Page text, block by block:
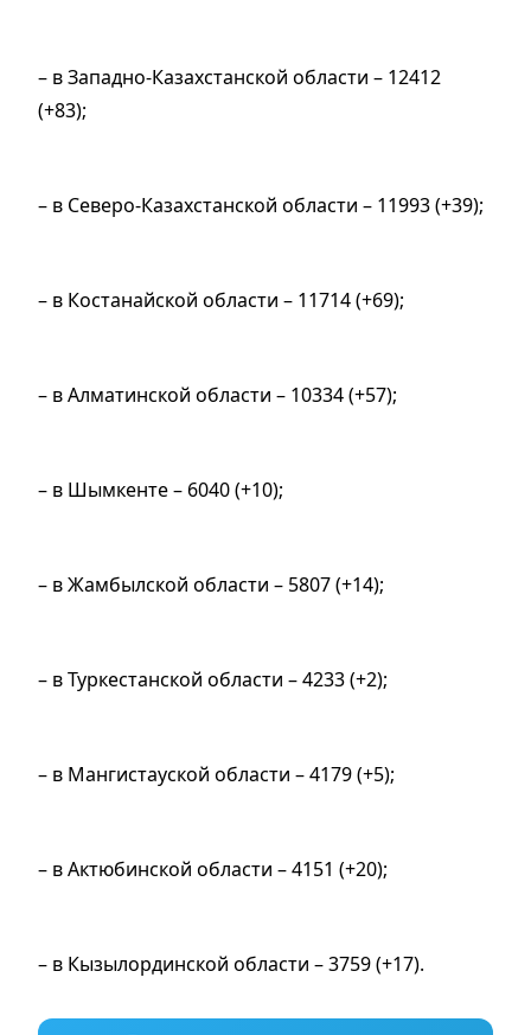
– в Западно-Казахстанской области – 12412
(+83);
– в Северо-Казахстанской области – 11993 (+39);
– в Костанайской области – 11714 (+69);
– в Алматинской области – 10334 (+57);
– в Шымкенте – 6040 (+10);
– в Жамбылской области – 5807 (+14);
– в Туркестанской области – 4233 (+2);
– в Мангистауской области – 4179 (+5);
– в Актюбинской области – 4151 (+20);
– в Кызылординской области – 3759 (+17).